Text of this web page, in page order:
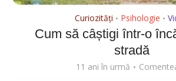
Curiozități • Psihologie •
Cum să câștigi într-o
stradă
11 ani în urmă